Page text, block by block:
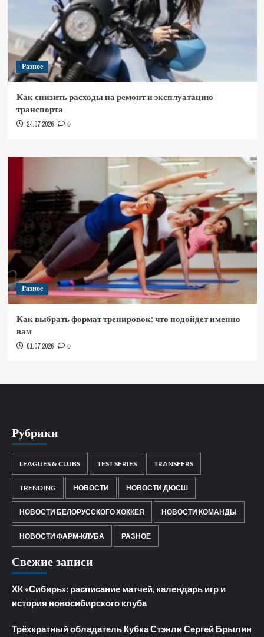
Разное
Как снизить расходы на ремонт и эксплуатацию
транспорта
24.07.2026 0
Разное
Как выбрать формат тренировок: что подойдет именно
вам
01.07.2026 0
Рубрики
LEAGUES & CLUBS TEST SERIES TRANSFERS
TRENDING НОВОСТИ НОВОСТИ ДЮСШ
НОВОСТИ БЕЛОРУССКОГО ХОККЕЯ НОВОСТИ КОМАНДЫ
НОВОСТИ ФАРМ-КЛУБА РАЗНОЕ
Свежие записи
ХК «Сибирь»: расписание матчей, календарь игр и
история новосибирского клуба
Трёхкратный обладатель Кубка Стэнли Сергей Брылин